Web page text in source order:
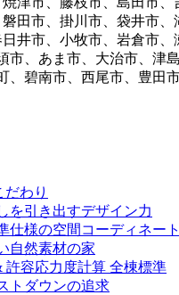
田市、掛川市、袋井市
井市、小牧市、岩倉市
市、あま市、大治市、津
、碧南市、西尾市、豊田
だわり
を引き出すデザイン力
仕様の空間コーディネート
自然素材の家
許容応力度計算 全棟標準
トダウンの追求